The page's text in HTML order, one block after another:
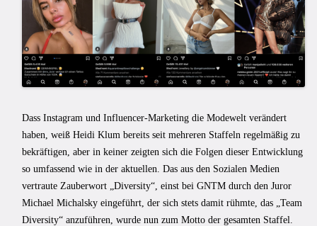
Dass Instagram und Influencer-Marketing die Modewelt verändert
haben, weiß Heidi Klum bereits seit mehreren Staffeln regelmäßig zu
bekräftigen, aber in keiner zeigten sich die Folgen dieser Entwicklung
so umfassend wie in der aktuellen. Das aus den Sozialen Medien
vertraute Zauberwort „Diversity“, einst bei GNTM durch den Juror
Michael Michalsky eingeführt, der sich stets damit rühmte, das „Team
Diversity“ anzuführen, wurde nun zum Motto der gesamten Staffel.